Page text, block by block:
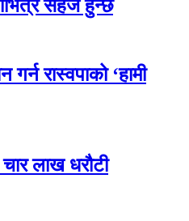
सहज हुन्छ
रास्वपाको ‘हामी
लाख धरौटी